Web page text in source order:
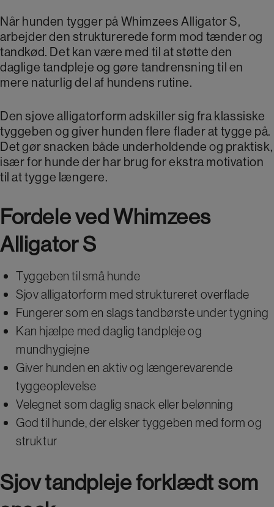
Når hunden tygger på Whimzees Alligator S,
arbejder den strukturerede form mod tænder og
tandkød. Det kan være med til at støtte den
daglige tandpleje og gøre tandrensning til en
mere naturlig del af hundens rutine.
Den sjove alligatorform adskiller sig fra klassiske
tyggeben og giver hunden flere flader at tygge på.
Det gør snacken både underholdende og praktisk,
især for hunde der har brug for ekstra motivation
til at tygge længere.
Fordele ved Whimzees
Alligator S
Tyggeben til små hunde
Sjov alligatorform med struktureret overflade
Fungerer som en slags tandbørste under tygning
Kan hjælpe med daglig tandpleje og
mundhygiejne
Giver hunden en aktiv og længerevarende
tyggeoplevelse
Velegnet som daglig snack eller belønning
God til hunde, der elsker tyggeben med form og
struktur
Sjov tandpleje forklædt som